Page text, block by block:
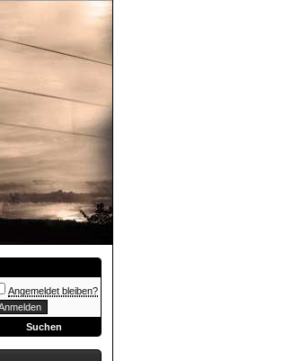
Angemeldet bleiben?
Suchen